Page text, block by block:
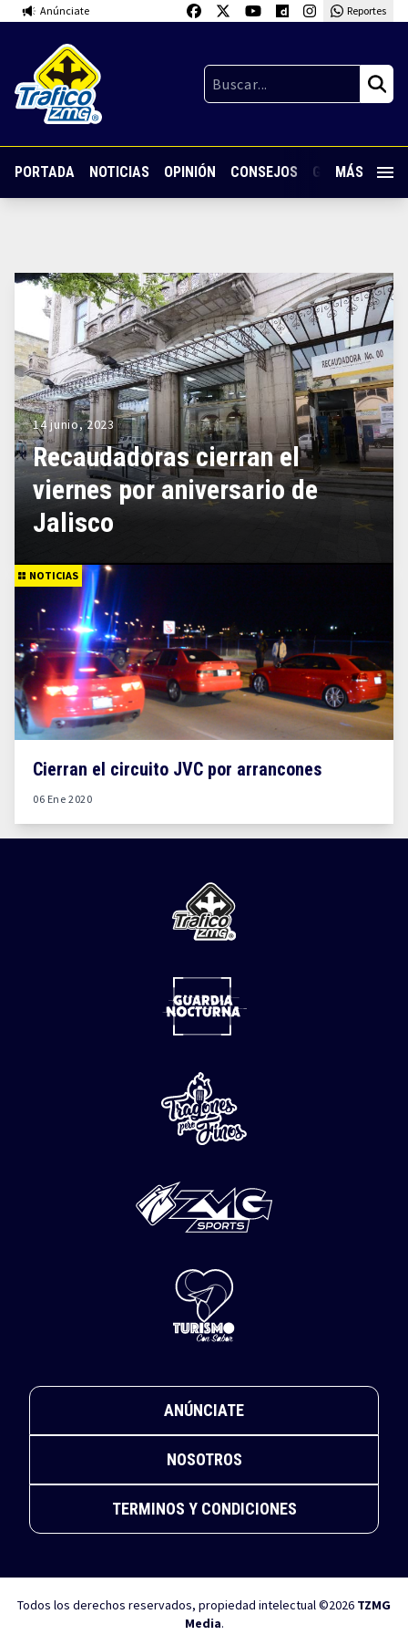
Anúnciate Reportes
PORTADA NOTICIAS OPINIÓN CONSEJOS GUARDIA
MÁS
14 junio, 2023
Recaudadoras cierran el
viernes por aniversario de
Jalisco
NOTICIAS
Cierran el circuito JVC por arrancones
06 Ene 2020
ANÚNCIATE
NOSOTROS
TERMINOS Y CONDICIONES
Todos los derechos reservados, propiedad intelectual ©2026 TZMG
Media.